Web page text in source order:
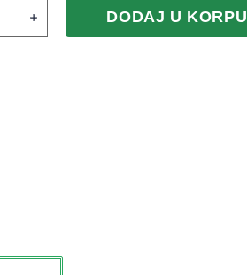
DODAJ U KORPU